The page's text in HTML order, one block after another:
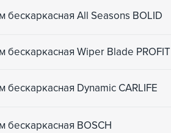
бескаркасная All Seasons BOLID
бескаркасная Wiper Blade PROFIT
Dynamic CARLIFE
бескаркасная BOSCH